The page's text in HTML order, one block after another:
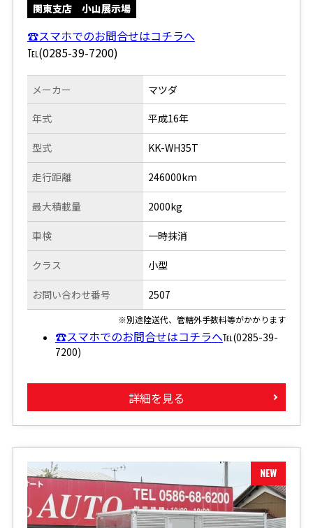
関東支店 小山展示場
☎スマホでのお問合せはコチラへ
℡(0285-39-7200)
メーカー
年式
型式
走行距離
マツダ
平成16年
KK-WH35T
246000km
最大積載量
車検
クラス
お問い合わせ番号
2000kg
一時抹消
小型
2507
※別途陸送代、管轄外手数料等がかかります
☎スマホでのお問合せはコチラへ℡(0285-39-
7200)
詳細を見る